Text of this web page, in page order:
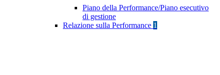
Piano della Performance/Piano esecutivo
di gestione
Relazione sulla Performance 1